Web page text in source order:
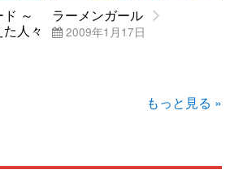
～
人々
ラーメンガール
2009年1月17日
もっと見る »